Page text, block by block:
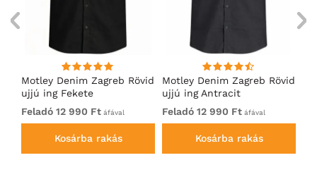
Motley Denim Zagreb Rövid
ujjú ing Fekete
Feladó 12 990 Ft áfával
Kosárba rakás
Motley Denim Zagreb Rövid
ujjú ing Antracit
Feladó 12 990 Ft áfával
Kosárba rakás